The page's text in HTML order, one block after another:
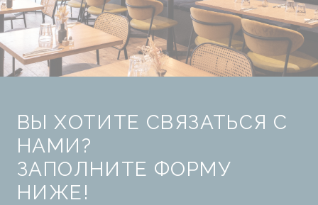
ВЫ ХОТИТЕ СВЯЗАТЬСЯ С
НАМИ?
ЗАПОЛНИТЕ ФОРМУ
НИЖЕ!